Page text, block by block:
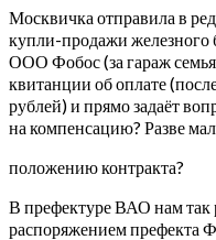
Москвичка отправила в
купли-продажи железного
ООО Фобос (за гараж семья
квитанции об оплате
рублей) и прямо задаёт
на компенсацию? Разве
положению контракта?
В префектуре ВАО нам так
распоряжением префекта